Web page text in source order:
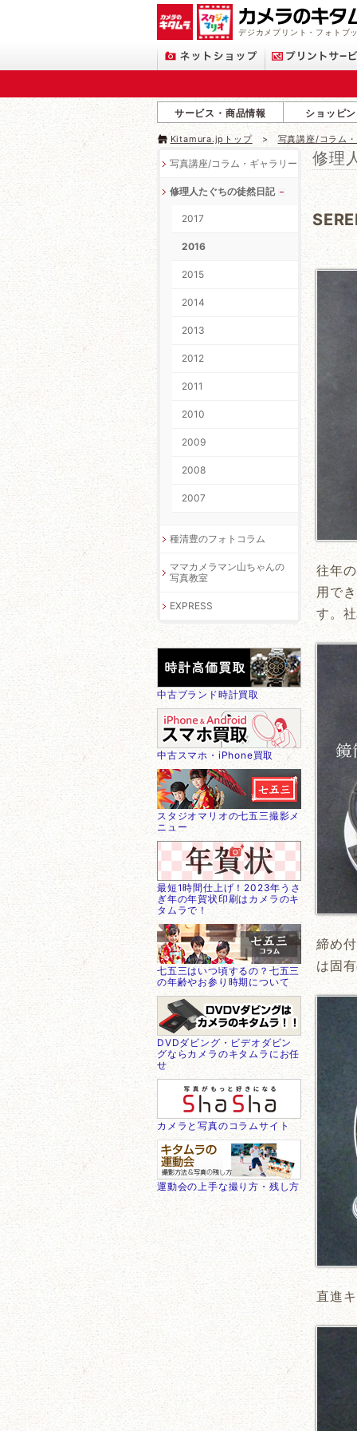
デジカメプリント・フォトブ
サービス・商品情報 ショッピ
Kitamura.jpトップ 写真講座/コラム
修理
往年
用で
す。
締め
は固
直進
写真講座/コラム・ギャラリー
修理人たぐちの徒然日記
2017
2016
2015
2014
2013
2012
2011
2010
2009
2008
2007
種清豊のフォトコラム
ママカメラマン山ちゃんの
写真教室
EXPRESS
中古ブランド時計買取
中古スマホ・iPhone買取
スタジオマリオの七五三撮影メ
ニュー
最短1時間仕上げ！2023年うさ
ぎ年の年賀状印刷はカメラのキ
タムラで！
七五三はいつ頃するの？七五三
の年齢やお参り時期について
DVDダビング・ビデオダビン
グならカメラのキタムラにお任
せ
カメラと写真のコラムサイト
運動会の上手な撮り方・残し方